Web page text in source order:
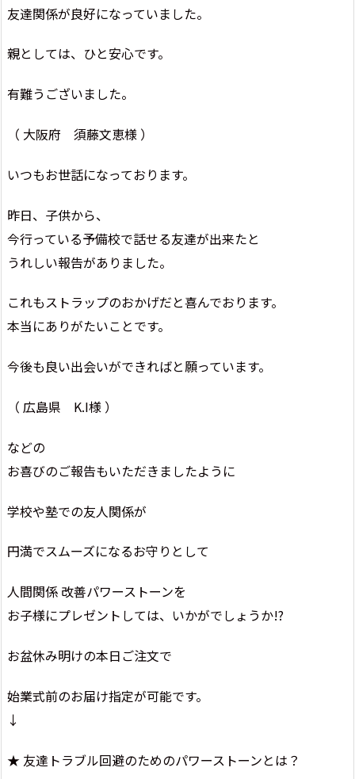
友達関係が良好になっていました。
親としては、ひと安心です。
有難うございました。
（ 大阪府 須藤文恵様 ）
いつもお世話になっております。
昨日、子供から、
今行っている予備校で話せる友達が出来たと
うれしい報告がありました。
これもストラップのおかげだと喜んでおります。
本当にありがたいことです。
今後も良い出会いができればと願っています。
（ 広島県 K.I様 ）
などの
お喜びのご報告もいただきましたように
学校や塾での友人関係が
円満でスムーズになるお守りとして
人間関係 改善パワーストーンを
お子様にプレゼントしては、いかがでしょうか!?
お盆休み明けの本日ご注文で
始業式前のお届け指定が可能です。
↓
★ 友達トラブル回避のためのパワーストーンとは？